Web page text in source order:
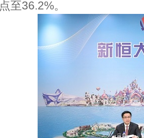
点至36.2%。